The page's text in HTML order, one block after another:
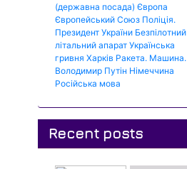
(державна посада) Європа
Європейський Союз Поліція.
Президент України Безпілотний
літальний апарат Українська
гривня Харків Ракета. Машина.
Володимир Путін Німеччина
Російська мова
Recent posts